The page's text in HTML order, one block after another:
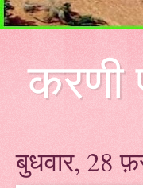
करणी
बुधवार, 28